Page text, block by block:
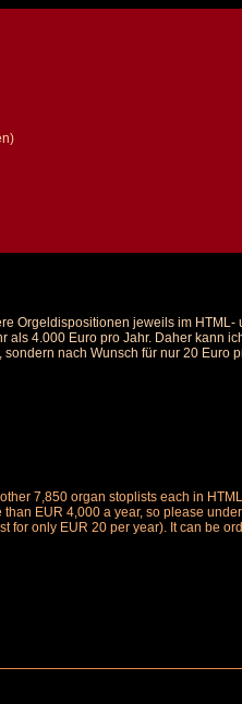
Orgeldispositionen jeweils im
4.000 Euro pro Jahr. Daher kann
nach Wunsch für nur 20 Euro
7,850 organ stoplists each in
EUR 4,000 a year, so please
for only EUR 20 per year). It can be